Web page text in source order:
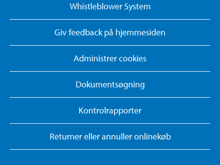
Whistleblower System
Giv feedback på hjemmesiden
Administrer cookies
Dokumentsøgning
Kontrolrapporter
Returner eller annuller onlinekøb